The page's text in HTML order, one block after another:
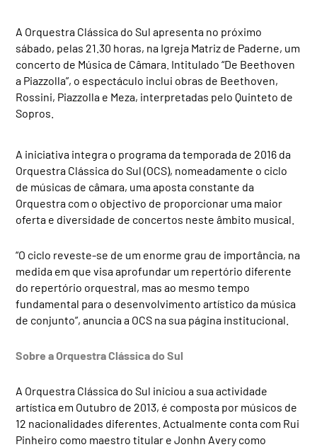
A Orquestra Clássica do Sul apresenta no próximo
sábado, pelas 21.30 horas, na Igreja Matriz de Paderne, um
concerto de Música de Câmara. Intitulado “De Beethoven
a Piazzolla”, o espectáculo inclui obras de Beethoven,
Rossini, Piazzolla e Meza, interpretadas pelo Quinteto de
Sopros.
A iniciativa integra o programa da temporada de 2016 da
Orquestra Clássica do Sul (OCS), nomeadamente o ciclo
de músicas de câmara, uma aposta constante da
Orquestra com o objectivo de proporcionar uma maior
oferta e diversidade de concertos neste âmbito musical.
“O ciclo reveste-se de um enorme grau de importância, na
medida em que visa aprofundar um repertório diferente
do repertório orquestral, mas ao mesmo tempo
fundamental para o desenvolvimento artístico da música
de conjunto”, anuncia a OCS na sua página institucional.
Sobre a Orquestra Clássica do Sul
A Orquestra Clássica do Sul iniciou a sua actividade
artística em Outubro de 2013, é composta por músicos de
12 nacionalidades diferentes. Actualmente conta com Rui
Pinheiro como maestro titular e Jonhn Avery como